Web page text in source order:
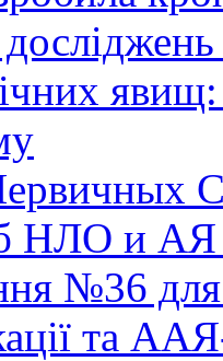
НЛО и
№36
та